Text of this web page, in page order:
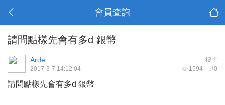
會員査詢
請問點樣先會有多d 銀幣
樓主
Arde
1594 0
2017-3-7 14:12:04
請問點樣先會有多d 銀幣